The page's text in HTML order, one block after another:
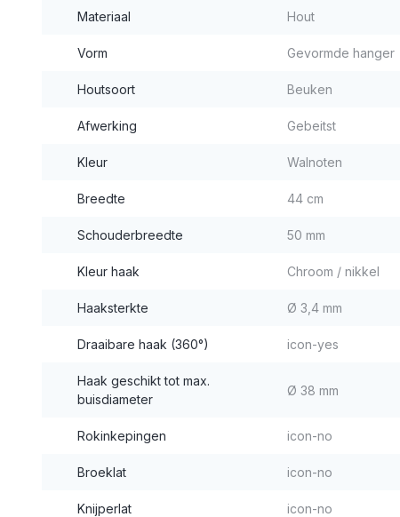
Materiaal Hout
Vorm Gevormde hanger
Houtsoort Beuken
Afwerking Gebeitst
Kleur Walnoten
Breedte 44 cm
Schouderbreedte 50 mm
Kleur haak Chroom / nikkel
Haaksterkte Ø 3,4 mm
Draaibare haak (360°) icon-yes
Haak geschikt tot max.
buisdiameter
Ø 38 mm
Rokinkepingen icon-no
Broeklat icon-no
Knijperlat icon-no